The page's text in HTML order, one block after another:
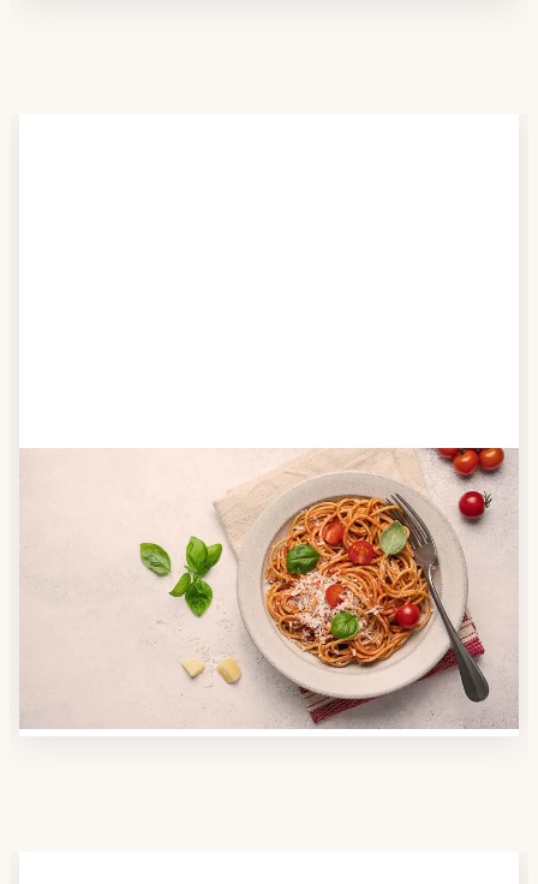
Anbieter finden
Nutzen Sie unsere große Mahlzeiten-Dienst-Suche,
um herauszufinden, welche Anbieter es in Ihrer
Region gibt und welcher am besten zu Ihnen passt.
Verschaffen Sie sich auch einen Überblick über die
Essen auf Rädern-Kosten.